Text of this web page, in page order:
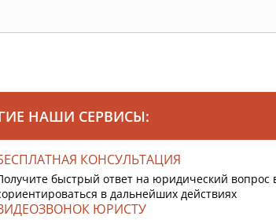
НАШИ СЕРВИСЫ:
КОНСУЛЬТАЦИЯ
быстрый ответ на юридический
в дальнейших действиях
ЮРИСТУ